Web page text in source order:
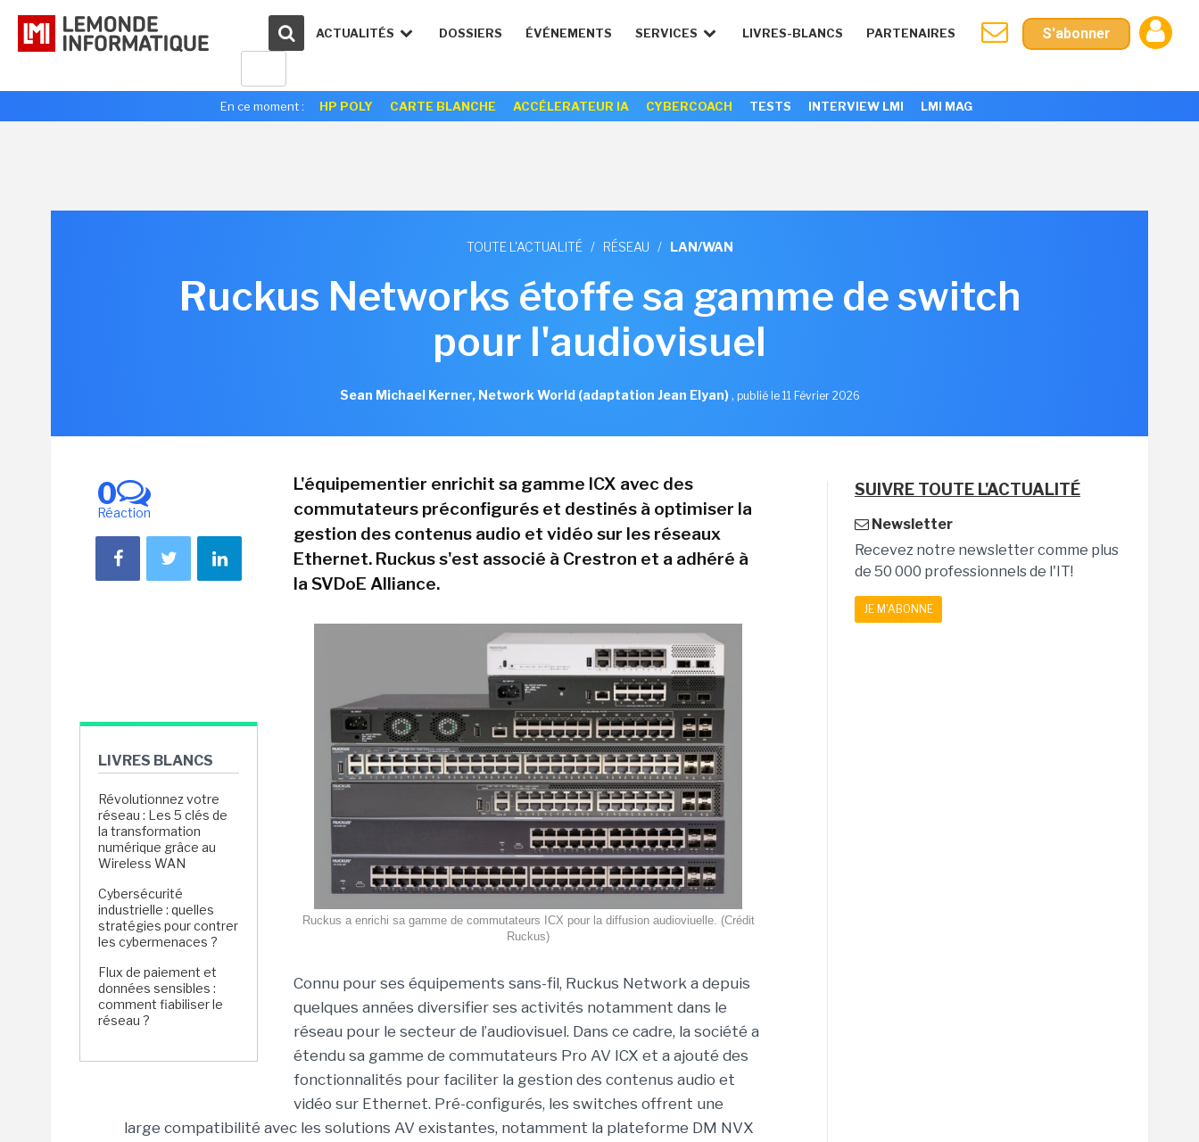
ACTUALITÉS DOSSIERS ÉVÉNEMENTS SERVICES LIVRES-BLANCS PARTENAIRES S'abonner
En ce moment : HP POLY CARTE BLANCHE ACCÉLERATEUR IA CYBERCOACH TESTS INTERVIEW LMI LMI MAG
TOUTE L'ACTUALITÉ / RÉSEAU / LAN/WAN
Ruckus Networks étoffe sa gamme de switch
pour l'audiovisuel
Sean Michael Kerner, Network World (adaptation Jean Elyan), publié le 11 Février 2026
0
Réaction
LIVRES BLANCS
Révolutionnez votre
réseau : Les 5 clés de
la transformation
numérique grâce au
Wireless WAN
Cybersécurité
industrielle : quelles
stratégies pour contrer
les cybermenaces ?
Flux de paiement et
données sensibles :
comment fiabiliser le
réseau ?
L'équipementier enrichit sa gamme ICX avec des
commutateurs préconfigurés et destinés à optimiser la
gestion des contenus audio et vidéo sur les réseaux
Ethernet. Ruckus s'est associé à Crestron et a adhéré à
la SVDoE Alliance.
Ruckus a enrichi sa gamme de commutateurs ICX pour la diffusion audioviuelle. (Crédit
Ruckus)
Connu pour ses équipements sans-fil, Ruckus Network a depuis
quelques années diversifier ses activités notamment dans le
réseau pour le secteur de l’audiovisuel. Dans ce cadre, la société a
étendu sa gamme de commutateurs Pro AV ICX et a ajouté des
fonctionnalités pour faciliter la gestion des contenus audio et
vidéo sur Ethernet. Pré-configurés, les switches offrent une
large compatibilité avec les solutions AV existantes, notamment la plateforme DM NVX
SUIVRE TOUTE L'ACTUALITÉ
Newsletter
Recevez notre newsletter comme plus
de 50 000 professionnels de l'IT!
JE M'ABONNE